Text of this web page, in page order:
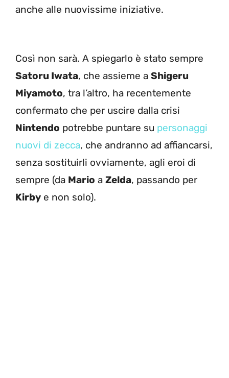
anche alle nuovissime iniziative.
Così non sarà. A spiegarlo è stato sempre
Satoru Iwata, che assieme a Shigeru
Miyamoto, tra l’altro, ha recentemente
confermato che per uscire dalla crisi
Nintendo potrebbe puntare su personaggi
nuovi di zecca, che andranno ad affiancarsi,
senza sostituirli ovviamente, agli eroi di
sempre (da Mario a Zelda, passando per
Kirby e non solo).